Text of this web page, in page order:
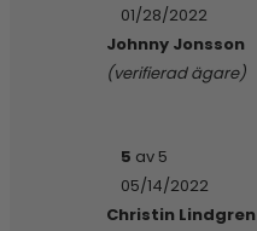
01/28/2022
Johnny Jonsson
(verifierad ägare)
5 av 5
05/14/2022
Christin Lindgren